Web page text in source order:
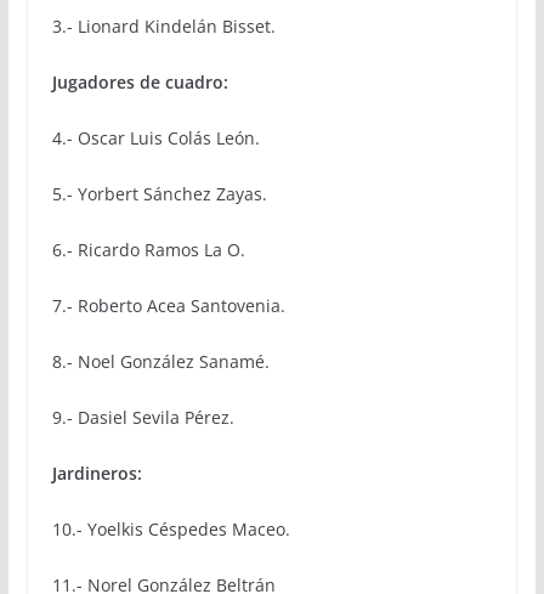
3.- Lionard Kindelán Bisset.
Jugadores de cuadro:
4.- Oscar Luis Colás León.
5.- Yorbert Sánchez Zayas.
6.- Ricardo Ramos La O.
7.- Roberto Acea Santovenia.
8.- Noel González Sanamé.
9.- Dasiel Sevila Pérez.
Jardineros:
10.- Yoelkis Céspedes Maceo.
11.- Norel González Beltrán